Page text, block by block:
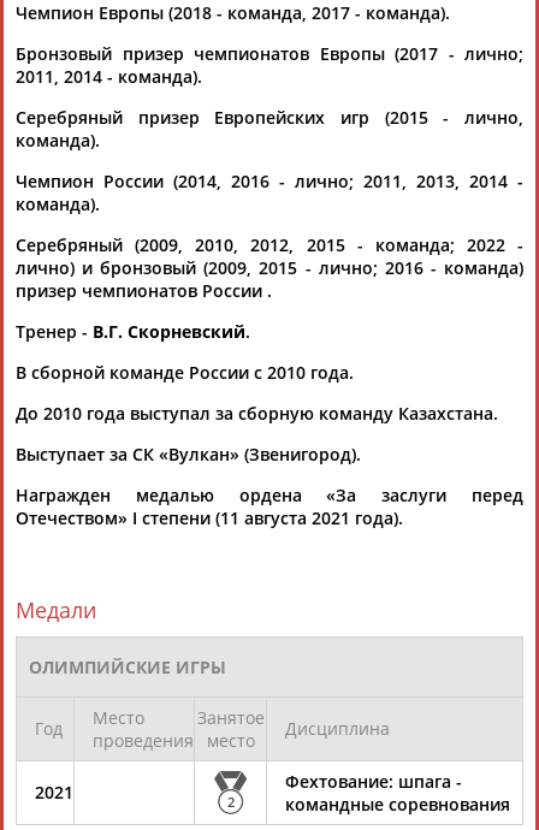
АБДРАХМАНОВАБДРАХМАНОВА
Рамазан
Тагир
Камиль
АБДУЛДАУДОВ
24 персон из 13181
Чемпион Европы (2018 - команда, 2017 - команда).
Бронзовый призер чемпионатов Европы (2017 - лично;
2011, 2014 - команда).
Серебряный призер Европейских игр (2015 - лично,
команда).
Чемпион России (2014, 2016 - лично; 2011, 2013, 2014 -
команда).
Серебряный (2009, 2010, 2012, 2015 - команда; 2022 -
лично) и бронзовый (2009, 2015 - лично; 2016 - команда)
призер чемпионатов России .
Тренер - В.Г. Скорневский.
В сборной команде России с 2010 года.
До 2010 года выступал за сборную команду Казахстана.
Выступает за СК «Вулкан» (Звенигород).
Награжден медалью ордена «За заслуги перед
Отечеством» I степени (11 августа 2021 года).
Медали
ОЛИМПИЙСКИЕ ИГРЫ
Год
Место
проведения
Занятое
место
Дисциплина
2021 2
Фехтование: шпага -
командные соревнования